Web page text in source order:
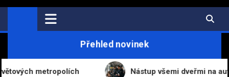
Digital-Info.cz
Zpravodajství, informace a novinky
Přehled novinek
metropolích Nástup všemi dveřmi na